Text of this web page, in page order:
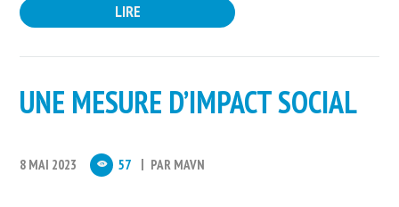
LIRE
UNE MESURE D’IMPACT SOCIAL
8 MAI 2023 57 PAR MAVN